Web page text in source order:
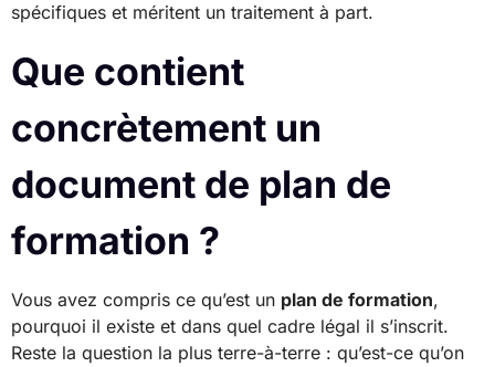
spécifiques et méritent un traitement à part.
Que contient
concrètement un
document de plan de
formation ?
Vous avez compris ce qu’est un plan de formation,
pourquoi il existe et dans quel cadre légal il s’inscrit.
Reste la question la plus terre-à-terre : qu’est-ce qu’on